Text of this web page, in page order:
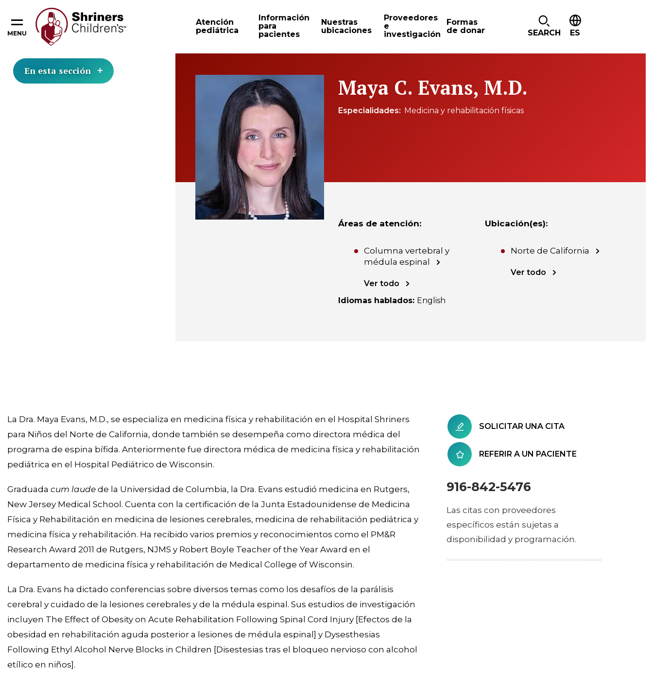
MENU
Atención
pediátrica
Información
para
pacientes
Nuestras
ubicaciones
Proveedores
e
investigación
Formas
de donar
SEARCH ES
En esta sección
Maya C. Evans, M.D.
Especialidades Medicina y rehabilitación físicas
Áreas de atención:
Columna vertebral y
médula espinal
Ver todo
Ubicación(es):
Norte de California
Ver todo
Idiomas hablados: English
La Dra. Maya Evans, M.D., se especializa en medicina física y rehabilitación en el Hospital Shriners
para Niños del Norte de California, donde también se desempeña como directora médica del
programa de espina bífida. Anteriormente fue directora médica de medicina física y rehabilitación
pediátrica en el Hospital Pediátrico de Wisconsin.
Graduada cum laude de la Universidad de Columbia, la Dra. Evans estudió medicina en Rutgers,
New Jersey Medical School. Cuenta con la certificación de la Junta Estadounidense de Medicina
Física y Rehabilitación en medicina de lesiones cerebrales, medicina de rehabilitación pediátrica y
medicina física y rehabilitación. Ha recibido varios premios y reconocimientos como el PM&R
Research Award 2011 de Rutgers, NJMS y Robert Boyle Teacher of the Year Award en el
departamento de medicina física y rehabilitación de Medical College of Wisconsin.
La Dra. Evans ha dictado conferencias sobre diversos temas como los desafíos de la parálisis
cerebral y cuidado de la lesiones cerebrales y de la médula espinal. Sus estudios de investigación
incluyen The Effect of Obesity on Acute Rehabilitation Following Spinal Cord Injury [Efectos de la
obesidad en rehabilitación aguda posterior a lesiones de médula espinal] y Dysesthesias
Following Ethyl Alcohol Nerve Blocks in Children [Disestesias tras el bloqueo nervioso con alcohol
etílico en niños].
SOLICITAR UNA CITA
REFERIR A UN PACIENTE
916-842-5476
Las citas con proveedores
específicos están sujetas a
disponibilidad y programación.